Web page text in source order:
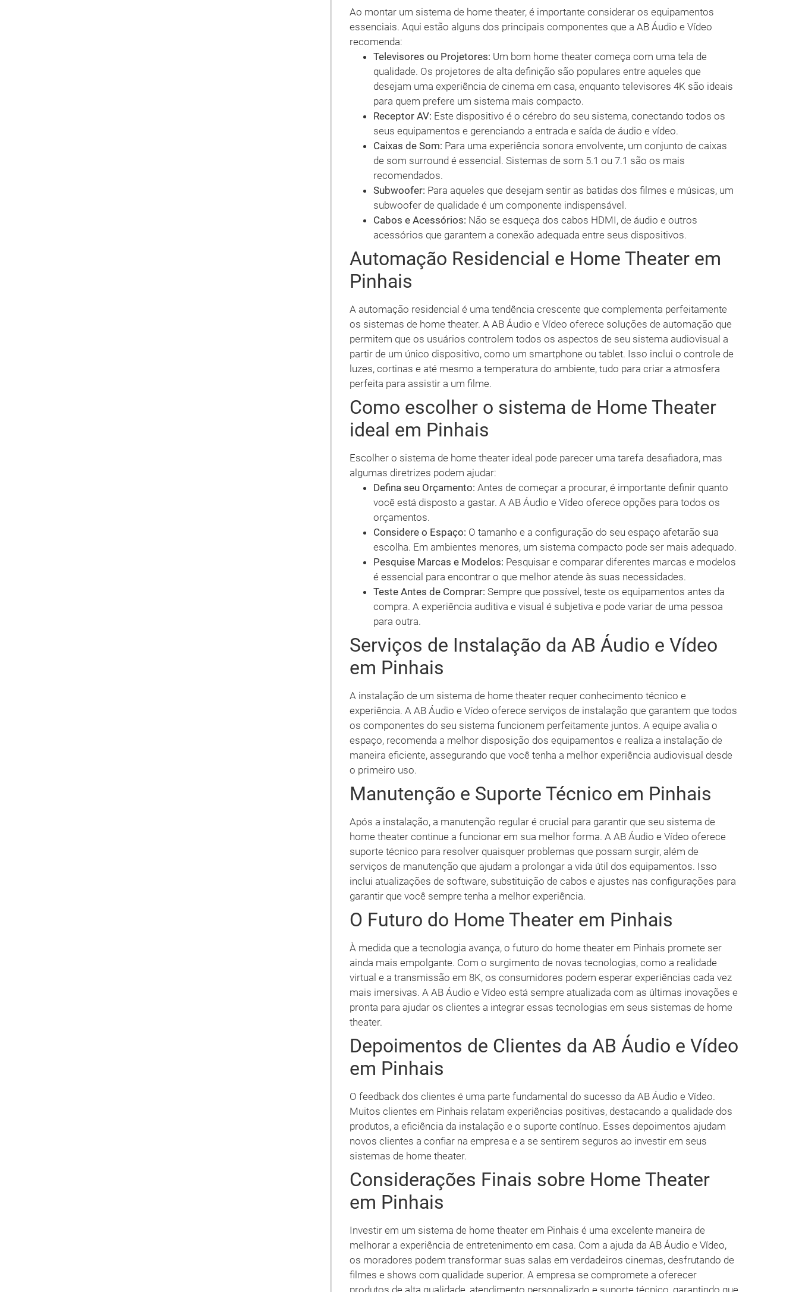
Ao montar um sistema de home theater, é importante considerar os equipamentos
essenciais. Aqui estão alguns dos principais componentes que a AB Áudio e Vídeo
recomenda:
Televisores ou Projetores: Um bom home theater começa com uma tela de
qualidade. Os projetores de alta definição são populares entre aqueles que
desejam uma experiência de cinema em casa, enquanto televisores 4K são ideais
para quem prefere um sistema mais compacto.
Receptor AV: Este dispositivo é o cérebro do seu sistema, conectando todos os
seus equipamentos e gerenciando a entrada e saída de áudio e vídeo.
Caixas de Som: Para uma experiência sonora envolvente, um conjunto de caixas
de som surround é essencial. Sistemas de som 5.1 ou 7.1 são os mais
recomendados.
Subwoofer: Para aqueles que desejam sentir as batidas dos filmes e músicas, um
subwoofer de qualidade é um componente indispensável.
Cabos e Acessórios: Não se esqueça dos cabos HDMI, de áudio e outros
acessórios que garantem a conexão adequada entre seus dispositivos.
Automação Residencial e Home Theater em
Pinhais
A automação residencial é uma tendência crescente que complementa perfeitamente
os sistemas de home theater. A AB Áudio e Vídeo oferece soluções de automação que
permitem que os usuários controlem todos os aspectos de seu sistema audiovisual a
partir de um único dispositivo, como um smartphone ou tablet. Isso inclui o controle de
luzes, cortinas e até mesmo a temperatura do ambiente, tudo para criar a atmosfera
perfeita para assistir a um filme.
Como escolher o sistema de Home Theater
ideal em Pinhais
Escolher o sistema de home theater ideal pode parecer uma tarefa desafiadora, mas
algumas diretrizes podem ajudar:
Defina seu Orçamento: Antes de começar a procurar, é importante definir quanto
você está disposto a gastar. A AB Áudio e Vídeo oferece opções para todos os
orçamentos.
Considere o Espaço: O tamanho e a configuração do seu espaço afetarão sua
escolha. Em ambientes menores, um sistema compacto pode ser mais adequado.
Pesquise Marcas e Modelos: Pesquisar e comparar diferentes marcas e modelos
é essencial para encontrar o que melhor atende às suas necessidades.
Teste Antes de Comprar: Sempre que possível, teste os equipamentos antes da
compra. A experiência auditiva e visual é subjetiva e pode variar de uma pessoa
para outra.
Serviços de Instalação da AB Áudio e Vídeo
em Pinhais
A instalação de um sistema de home theater requer conhecimento técnico e
experiência. A AB Áudio e Vídeo oferece serviços de instalação que garantem que todos
os componentes do seu sistema funcionem perfeitamente juntos. A equipe avalia o
espaço, recomenda a melhor disposição dos equipamentos e realiza a instalação de
maneira eficiente, assegurando que você tenha a melhor experiência audiovisual desde
o primeiro uso.
Manutenção e Suporte Técnico em Pinhais
Após a instalação, a manutenção regular é crucial para garantir que seu sistema de
home theater continue a funcionar em sua melhor forma. A AB Áudio e Vídeo oferece
suporte técnico para resolver quaisquer problemas que possam surgir, além de
serviços de manutenção que ajudam a prolongar a vida útil dos equipamentos. Isso
inclui atualizações de software, substituição de cabos e ajustes nas configurações para
garantir que você sempre tenha a melhor experiência.
O Futuro do Home Theater em Pinhais
À medida que a tecnologia avança, o futuro do home theater em Pinhais promete ser
ainda mais empolgante. Com o surgimento de novas tecnologias, como a realidade
virtual e a transmissão em 8K, os consumidores podem esperar experiências cada vez
mais imersivas. A AB Áudio e Vídeo está sempre atualizada com as últimas inovações e
pronta para ajudar os clientes a integrar essas tecnologias em seus sistemas de home
theater.
Depoimentos de Clientes da AB Áudio e Vídeo
em Pinhais
O feedback dos clientes é uma parte fundamental do sucesso da AB Áudio e Vídeo.
Muitos clientes em Pinhais relatam experiências positivas, destacando a qualidade dos
produtos, a eficiência da instalação e o suporte contínuo. Esses depoimentos ajudam
novos clientes a confiar na empresa e a se sentirem seguros ao investir em seus
sistemas de home theater.
Considerações Finais sobre Home Theater
em Pinhais
Investir em um sistema de home theater em Pinhais é uma excelente maneira de
melhorar a experiência de entretenimento em casa. Com a ajuda da AB Áudio e Vídeo,
os moradores podem transformar suas salas em verdadeiros cinemas, desfrutando de
filmes e shows com qualidade superior. A empresa se compromete a oferecer
produtos de alta qualidade, atendimento personalizado e suporte técnico, garantindo que